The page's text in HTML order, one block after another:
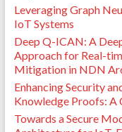
Leveraging Graph
IoT Systems
Deep Q-ICAN: A
Approach for Real-
Mitigation in NDN
Enhancing Security
Knowledge Proofs: A
Towards a Secure